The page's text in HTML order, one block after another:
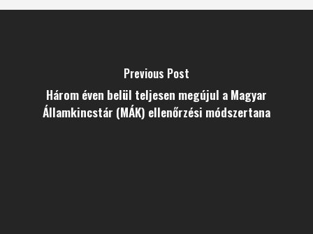
Previous Post
Három éven belül teljesen megújul a Magyar
Államkincstár (MÁK) ellenőrzési módszertana